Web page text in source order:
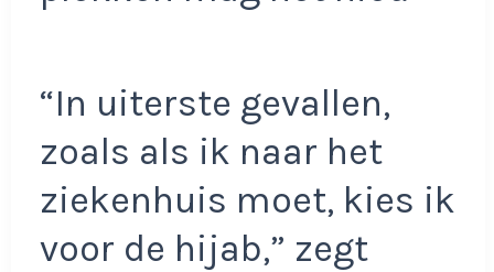
“In uiterste gevallen,
zoals als ik naar het
ziekenhuis moet, kies ik
voor de hijab,” zegt